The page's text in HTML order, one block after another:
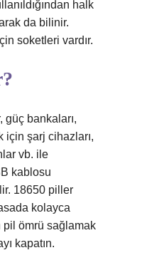
halk
da bilinir.
soketleri vardır.
bankaları,
için şarj cihazları,
vb. ile
kablosu
18650 piller
kolayca
ömrü sağlamak
kapatın.